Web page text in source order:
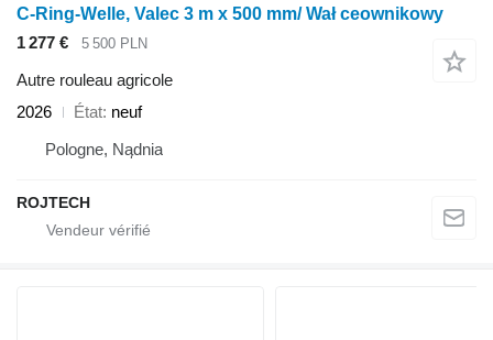
C-Ring-Welle, Valec 3 m x 500 mm/ Wał ceownikowy
1 277 €
5 500 PLN
Autre rouleau agricole
2026
État neuf
Pologne, Nądnia
ROJTECH